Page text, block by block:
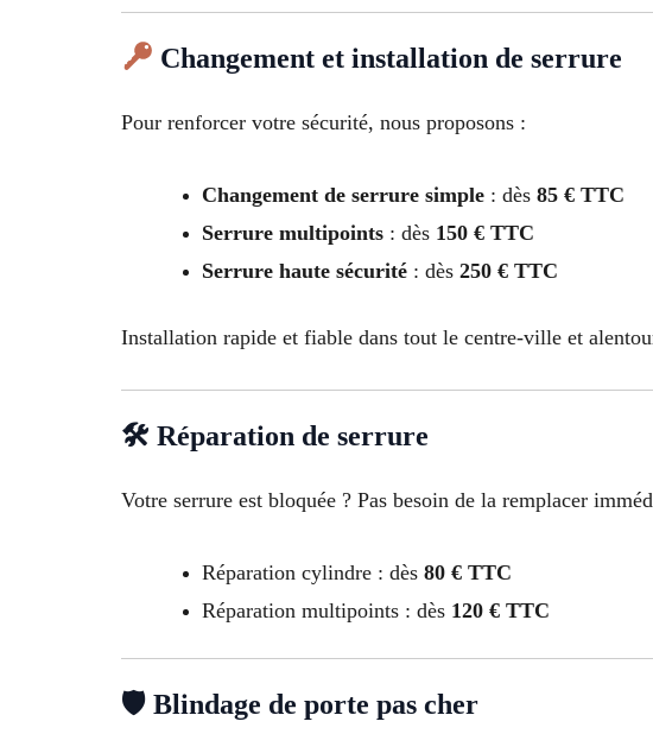
Changement et installation de serrure
Pour renforcer votre sécurité, nous proposons :
Changement de serrure simple : dès 85 € TTC
Serrure multipoints : dès 150 € TTC
Serrure haute sécurité : dès 250 € TTC
Installation rapide et fiable dans tout le centre-ville et
🛠 Réparation de serrure
Votre serrure est bloquée ? Pas besoin de la remplacer
Réparation cylindre : dès 80 € TTC
Réparation multipoints : dès 120 € TTC
🛡 Blindage de porte pas cher